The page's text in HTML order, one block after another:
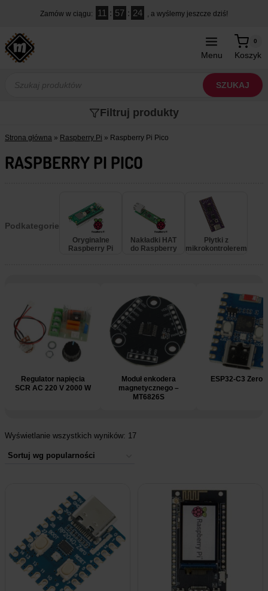
treści
Zamów w ciągu: 11 : 57 : 23 , a wyślemy jeszcze dziś!
Menu Koszyk
0
produktów
SZUKAJ
Filtruj produkty
Strona główna » Raspberry Pi » Raspberry Pi Pico
RASPBERRY PI PICO
Podkategorie
Oryginalne
Raspberry Pi
Nakładki HAT
do Raspberry
Płytki z
mikrokontrolerem
Regulator napięcia
SCR AC 220 V 2000 W
Moduł enkodera
magnetycznego –
MT6826S
ESP32-C3 Zero
Wyświetlanie wszystkich wyników: 17